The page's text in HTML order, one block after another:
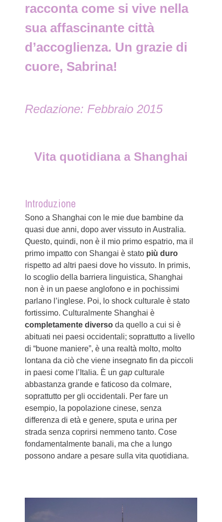
racconta come si vive nella
sua affascinante città
d’accoglienza. Un grazie di
cuore, Sabrina!
Redazione: Febbraio 2015
Vita quotidiana a Shanghai
Introduzione
Sono a Shanghai con le mie due bambine da
quasi due anni, dopo aver vissuto in Australia.
Questo, quindi, non è il mio primo espatrio, ma il
primo impatto con Shangai è stato più duro
rispetto ad altri paesi dove ho vissuto. In primis,
lo scoglio della barriera linguistica, Shanghai
non è in un paese anglofono e in pochissimi
parlano l’inglese. Poi, lo shock culturale è stato
fortissimo. Culturalmente Shanghai è
completamente diverso da quello a cui si è
abituati nei paesi occidentali; soprattutto a livello
di “buone maniere”, è una realtà molto, molto
lontana da ciò che viene insegnato fin da piccoli
in paesi come l’Italia. È ungap culturale
abbastanza grande e faticoso da colmare,
soprattutto per gli occidentali. Per fare un
esempio, la popolazione cinese, senza
differenza di età e genere, sputa e urina per
strada senza coprirsi nemmeno tanto. Cose
fondamentalmente banali, ma che a lungo
possono andare a pesare sulla vita quotidiana.